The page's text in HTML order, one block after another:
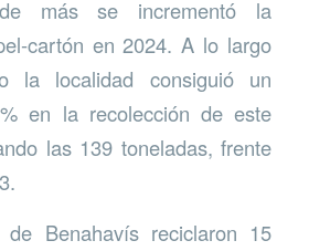
más se incrementó la
cartón en 2024. A lo largo
la localidad consiguió un
en la recolección de este
las 139 toneladas, frente
de Benahavís reciclaron 15